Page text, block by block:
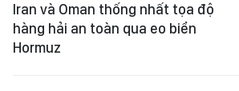
Iran và Oman thống nhất tọa độ
hàng hải an toàn qua eo biển
Hormuz